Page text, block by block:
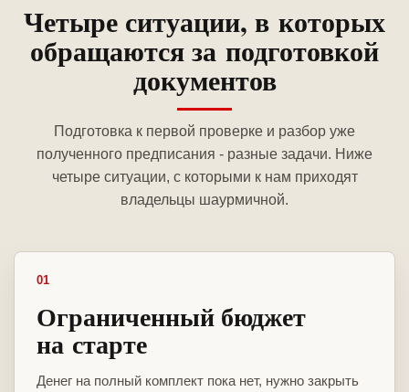
Четыре ситуации, в которых
обращаются за подготовкой
документов
Подготовка к первой проверке и разбор уже
полученного предписания - разные задачи. Ниже
четыре ситуации, с которыми к нам приходят
владельцы шаурмичной.
01
Ограниченный бюджет
на старте
Денег на полный комплект пока нет, нужно закрыть